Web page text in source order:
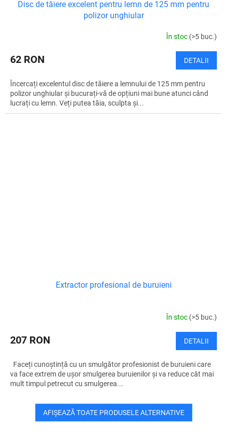
Disc de tăiere excelent pentru lemn de 125 mm pentru
polizor unghiular
În stoc (>5 buc.)
62 RON DETALII
Încercați excelentul disc de tăiere a lemnului de 125 mm pentru
polizor unghiular și bucurați-vă de opțiuni mai bune atunci când
lucrați cu lemn. Veți putea tăia, sculpta și...
Extractor profesional de buruieni
În stoc (>5 buc.)
207 RON DETALII
Faceți cunoștință cu un smulgător profesionist de buruieni care
va face extrem de ușor smulgerea buruienilor și va reduce cât mai
mult timpul petrecut cu smulgerea...
AFIŞEAZĂ TOATE PRODUSELE ALTERNATIVE